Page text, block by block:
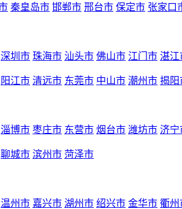
秦皇岛市 邯郸市 邢台市 保定市 张家口
深圳市 珠海市 汕头市 佛山市 江门市 湛江
阳江市 清远市 东莞市 中山市 潮州市 揭阳
淄博市 枣庄市 东营市 烟台市 潍坊市 济宁
聊城市 滨州市 菏泽市
温州市 嘉兴市 湖州市 绍兴市 金华市 衢州